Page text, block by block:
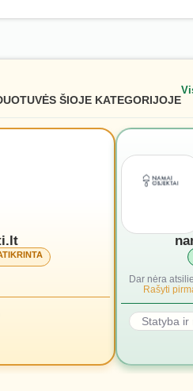
ŠIOJE KATEGORIJOJE
Dar nėra
Rašyti
Statyba ir